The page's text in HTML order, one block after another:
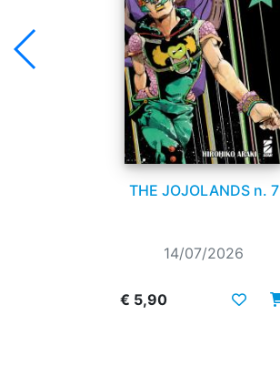
THE JOJOLANDS n. 7
14/07/2026
€ 5,90